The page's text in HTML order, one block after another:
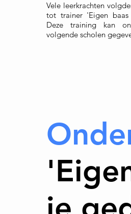
Vele leerkrachten
tot trainer 'Eigen
Deze training kan
volgende scholen